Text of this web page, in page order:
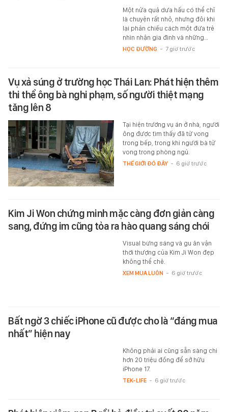
Một nửa quả dưa hấu có thể chỉ
là chuyện rất nhỏ, nhưng đôi khi
lại phản chiếu cách một đứa trẻ
nhìn nhận gia đình và những…
HỌC ĐƯỜNG - 7 giờ trước
Vụ xả súng ở trường học Thái Lan: Phát hiện thêm
thi thể ông bà nghi phạm, số người thiệt mạng
tăng lên 8
Tại hiện trường vụ án ở nhà, người
ông được tìm thấy đã tử vong
trong bếp, trong khi người bà tử
vong trong phòng ngủ.
THẾ GIỚI ĐÓ ĐÂY - 6 giờ trước
Kim Ji Won chứng minh mặc càng đơn giản càng
sang, đứng im cũng tỏa ra hào quang sáng chói
Visual bừng sáng và gu ăn vận
thời thượng của Kim Ji Won đẹp
không thể chê.
XEM MUA LUÔN - 6 giờ trước
Bất ngờ 3 chiếc iPhone cũ được cho là “đáng mua
nhất” hiện nay
Không phải ai cũng sẵn sàng chi
hơn 20 triệu đồng để sở hữu
iPhone 17.
TEK-LIFE - 6 giờ trước